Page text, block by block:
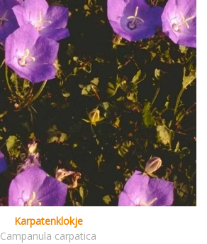
Karpatenklokje
Campanula carpatica